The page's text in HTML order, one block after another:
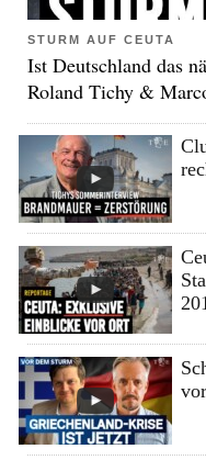
STURM AUF CEUTA
Ist Deutschland das
Roland Tichy &